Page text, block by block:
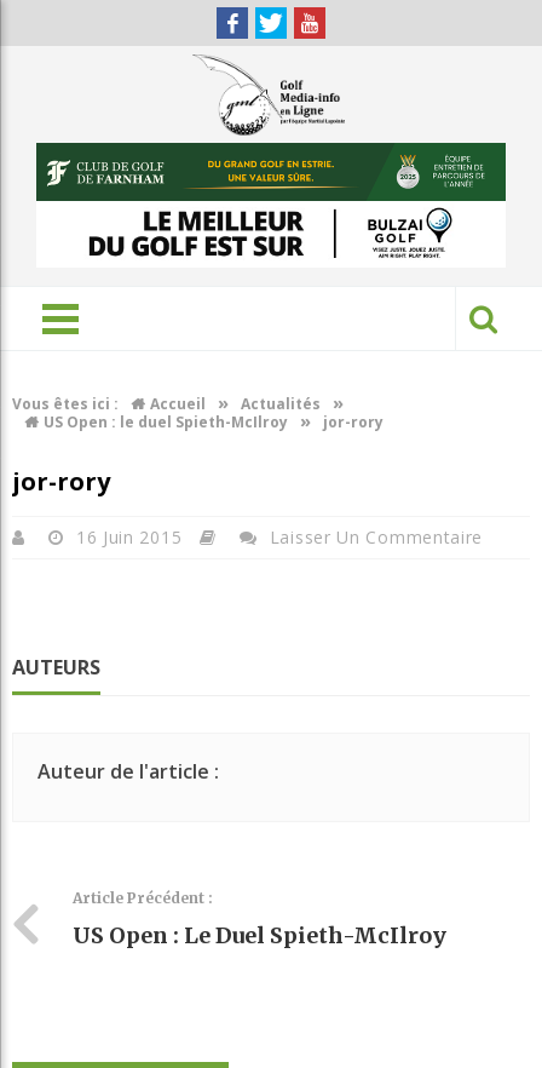
Vous êtes ici : Accueil » Actualités »
US Open : le duel Spieth-McIlroy » jor-rory
jor-rory
16 Juin 2015 Laisser Un Commentaire
AUTEURS
Auteur de l'article :
Article Précédent :
US Open : Le Duel Spieth-McIlroy